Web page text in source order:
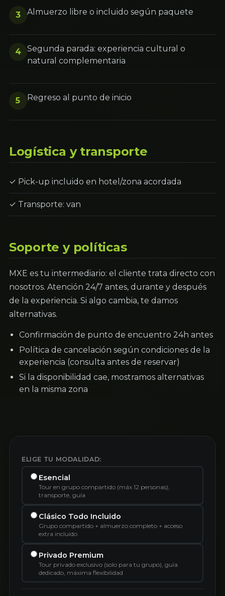
3 Almuerzo libre o incluido según paquete
4
Segunda parada: experiencia cultural o
natural complementaria
5 Regreso al punto de inicio
Logística y transporte
✓ Pick-up incluido en hotel/zona acordada
✓ Transporte: van
Soporte y políticas
MXE es tu intermediario: el cliente trata directo con
nosotros. Atención 24/7 antes, durante y después
de la experiencia. Si algo cambia, te damos
alternativas.
Confirmación de punto de encuentro 24h antes
Política de cancelación según condiciones de la
experiencia (consulta antes de reservar)
Si la disponibilidad cae, mostramos alternativas
en la misma zona
ELIGE TU MODALIDAD:
Esencial
Tour en grupo compartido (máx 12 personas),
transporte, guía
Clásico Todo Incluido
Grupo compartido + almuerzo completo + acceso
extra incluido
Privado Premium
Tour privado exclusivo (solo para tu grupo), guía
dedicado, máxima flexibilidad